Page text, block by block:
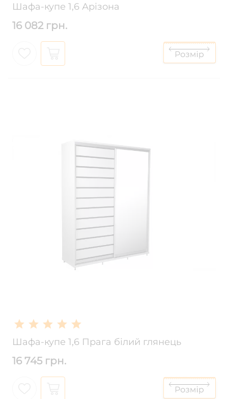
Шафа-купе 1,6 Арізона
16 082 грн.
Шафа-купе 1,6 Прага білий глянець
16 745 грн.